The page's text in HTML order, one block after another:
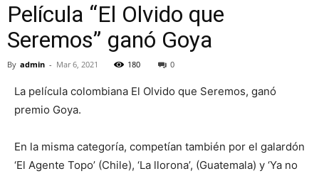
Película “El Olvido que
Seremos” ganó Goya
By admin - Mar 6, 2021 180 0
La película colombiana El Olvido que Seremos, ganó
premio Goya.
En la misma categoría, competían también por el galardón
‘El Agente Topo’ (Chile), ‘La llorona’, (Guatemala) y ‘Ya no